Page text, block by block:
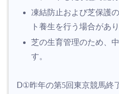
凍結防止および芝保護
ト養生を行う場合があり
芝の生育管理のため、
す。
Ⅾ①昨年の第5回東京競馬終